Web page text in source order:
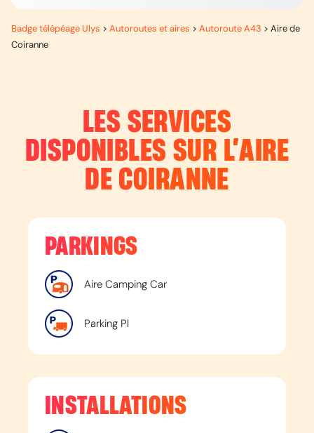
Badge télépéage Ulys > Autoroutes et aires > Autoroute A43 > Aire de
Coiranne
LES SERVICES
DISPONIBLES SUR L’AIRE
DE COIRANNE
PARKINGS
Aire Camping Car
Parking Pl
INSTALLATIONS